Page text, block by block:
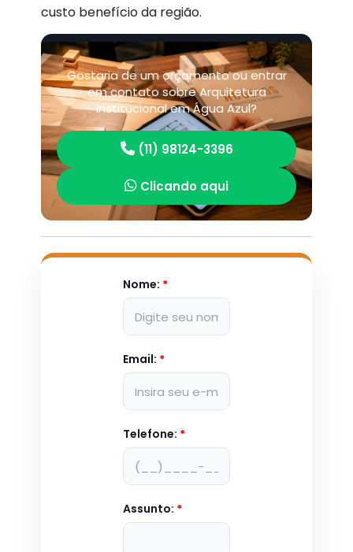
custo benefício da região.
Gostaria de um orçamento ou entrar
em contato sobre Arquitetura
Institucional em Água Azul?
(11) 98124-3396
Clicando aqui
Nome: *
Email: *
Telefone: *
Assunto: *